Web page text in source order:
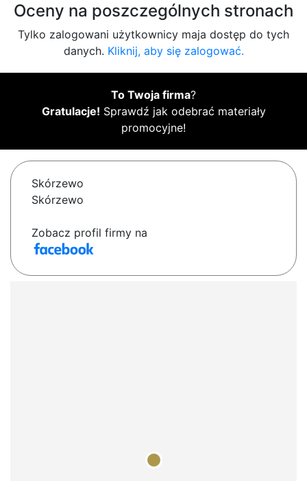
Oceny na poszczególnych stronach
Tylko zalogowani użytkownicy maja dostęp do tych
danych. Kliknij, aby się zalogować.
To Twoja firma?
Gratulacje! Sprawdź jak odebrać materiały
promocyjne!
Skórzewo
Skórzewo
Zobacz profil firmy na